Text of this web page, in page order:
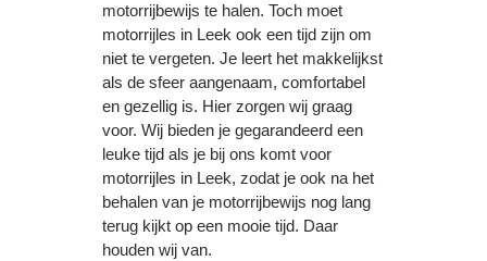
motorrijbewijs te halen. Toch moet
motorrijles in Leek ook een tijd zijn om
niet te vergeten. Je leert het makkelijkst
als de sfeer aangenaam, comfortabel
en gezellig is. Hier zorgen wij graag
voor. Wij bieden je gegarandeerd een
leuke tijd als je bij ons komt voor
motorrijles in Leek, zodat je ook na het
behalen van je motorrijbewijs nog lang
terug kijkt op een mooie tijd. Daar
houden wij van.